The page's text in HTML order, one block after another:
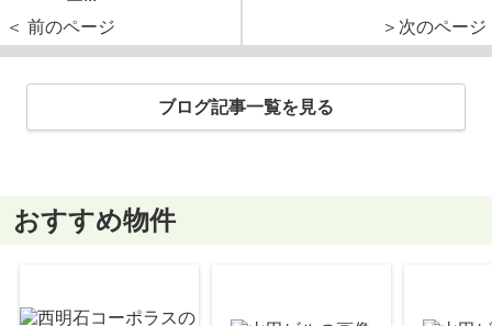
＜ 前のページ
＞次のページ
ブログ記事一覧を見る
おすすめ物件